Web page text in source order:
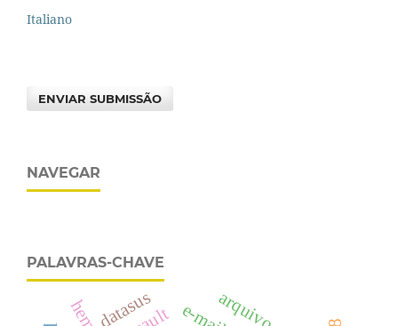
Italiano
ENVIAR SUBMISSÃO
NAVEGAR
PALAVRAS-CHAVE
datasus